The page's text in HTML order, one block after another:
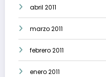
abril 2011
marzo 2011
febrero 2011
enero 2011